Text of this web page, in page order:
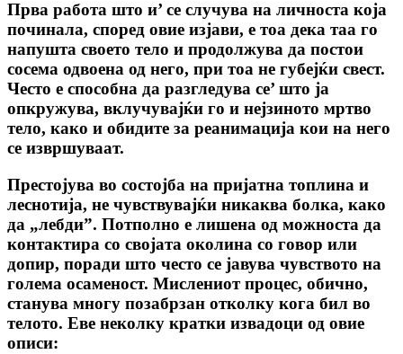
Прва работа што и’ се случува на личноста која
починала, според овие изјави, е тоа дека таа го
напушта своето тело и продолжува да постои
сосема одвоена од него, при тоа не губејќи свест.
Често е способна да разгледува се’ што ја
опкружува, вклучувајќи го и нејзиното мртво
тело, како и обидите за реанимација кои на него
се извршуваат.
Престојува во состојба на пријатна топлина и
леснотија, не чувствувајќи никаква болка, како
да „лебди”. Потполно е лишена од можноста да
контактира co својата околина co говор или
допир, поради што често се јавува чувството на
голема осаменост. Мислениот процес, обично,
станува многу позабрзан отколку кога бил во
телото. Еве неколку кратки извадоци од овие
описи: